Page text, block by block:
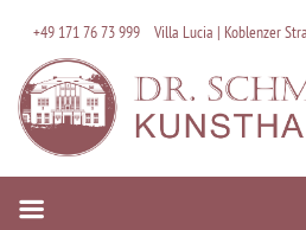
content
+49 171 76 73 999 Villa Lucia | Koblenzer